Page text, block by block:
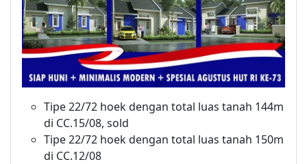
Tipe 22/72 hoek dengan total luas tanah 144m
di CC.15/08, sold
Tipe 22/72 hoek dengan total luas tanah 150m
di CC.12/08